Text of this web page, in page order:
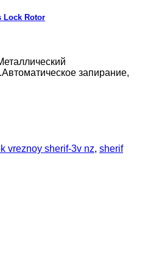
Lock Rotor
запирание,
vreznoy sherif-3v nz, sherif